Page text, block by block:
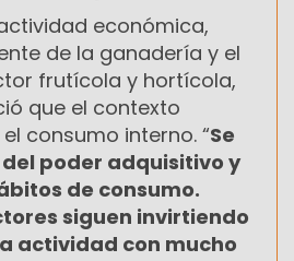
económica,
de la ganadería y el
frutícola y hortícola,
que el contexto
consumo interno. “Se
poder adquisitivo y
de consumo.
siguen invirtiendo
actividad con mucho